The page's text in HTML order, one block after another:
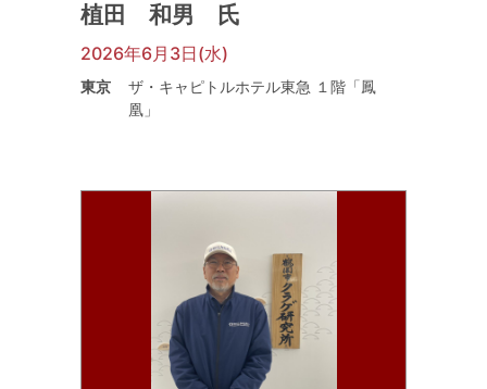
植田 和男 氏
2026年6月3日(水)
東京
ザ・キャピトルホテル東急 １階「鳳
凰」